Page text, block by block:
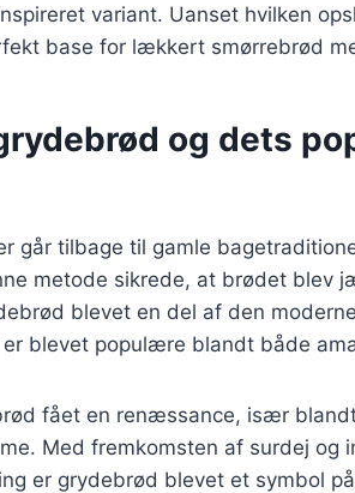
variant. Uanset hvilken
base for lækkert smørrebrød
og dets
går tilbage til gamle
metode sikrede, at brødet blev
blevet en del af den
blevet populære blandt både
fået en renæssance, især
Med fremkomsten af surdej og
er grydebrød blevet et symbol